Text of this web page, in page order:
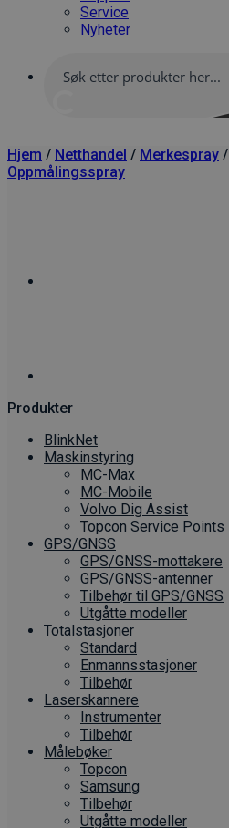
Service
Nyheter
Hjem / Netthandel / Merkespray /
Oppmålingsspray
Produkter
BlinkNet
Maskinstyring
MC-Max
MC-Mobile
Volvo Dig Assist
Topcon Service Points
GPS/GNSS
GPS/GNSS-mottakere
GPS/GNSS-antenner
Tilbehør til GPS/GNSS
Utgåtte modeller
Totalstasjoner
Standard
Enmannsstasjoner
Tilbehør
Laserskannere
Instrumenter
Tilbehør
Målebøker
Topcon
Samsung
Tilbehør
Utgåtte modeller